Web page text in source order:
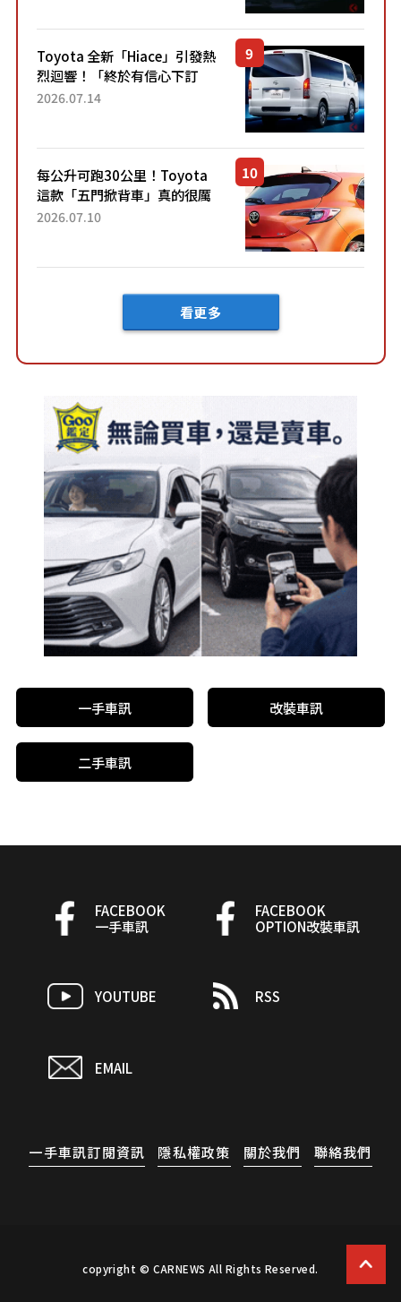
「三...
Toyota 全新「Hiace」引發熱
烈迴響！「終於有信心下訂
了！」「哪個等級交車最
車？...
2026.07.14
每公升可跑30公里！Toyota
這款「五門掀背車」真的很厲
害！ 擁有全長4.3公尺的「剛剛
2026.07.10
看更多
一手車訊 改裝車訊
二手車訊
FACEBOOK
一手車訊
FACEBOOK
OPTION改裝車訊
YOUTUBE RSS
EMAIL
一手車訊訂閱資訊 隱私權政策 關於我們 聯絡我們
copyright © CARNEWS All Rights Reserved.